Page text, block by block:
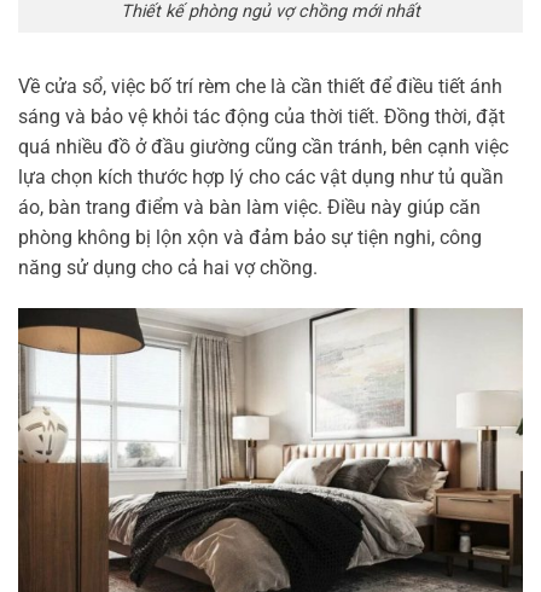
Thiết kế phòng ngủ vợ chồng mới nhất
Về cửa sổ, việc bố trí rèm che là cần thiết để điều tiết ánh
sáng và bảo vệ khỏi tác động của thời tiết. Đồng thời, đặt
quá nhiều đồ ở đầu giường cũng cần tránh, bên cạnh việc
lựa chọn kích thước hợp lý cho các vật dụng như tủ quần
áo, bàn trang điểm và bàn làm việc. Điều này giúp căn
phòng không bị lộn xộn và đảm bảo sự tiện nghi, công
năng sử dụng cho cả hai vợ chồng.